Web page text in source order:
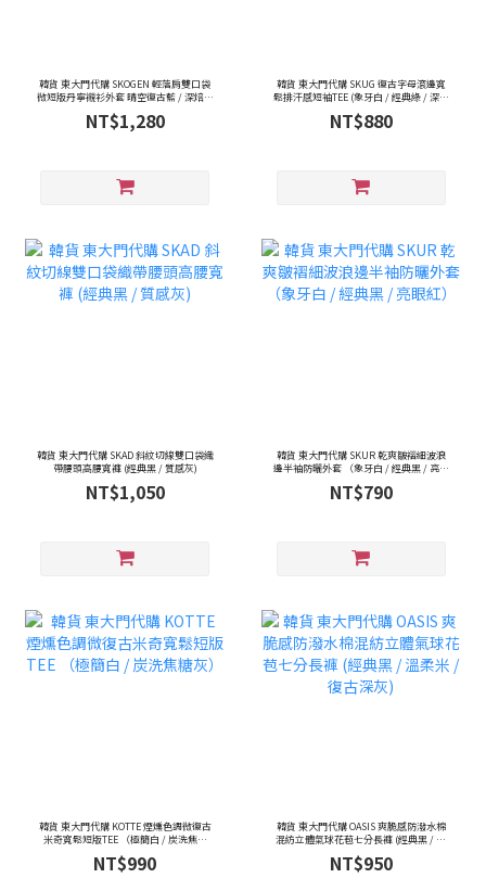
韓貨 東大門代購 SKOGEN 輕落肩雙口袋
微短版丹寧襯衫外套 晴空復古藍 / 深焙靛
NT$1,280
韓貨 東大門代購 SKUG 復古字母滾邊寬
鬆排汗感短袖TEE (象牙白 / 經典綠 / 深邃
藍)
NT$880
韓貨 東大門代購 SKAD 斜紋切線雙口袋織
帶腰頭高腰寬褲 (經典黑 / 質感灰)
NT$1,050
韓貨 東大門代購 SKUR 乾爽皺褶細波浪
邊半袖防曬外套 （象牙白 / 經典黑 / 亮眼
紅）
NT$790
韓貨 東大門代購 KOTTE 煙燻色調微復古
米奇寬鬆短版TEE （極簡白 / 炭洗焦糖
灰）
NT$990
韓貨 東大門代購 OASIS 爽脆感防潑水棉
混紡立體氣球花苞七分長褲 (經典黑 / 溫
柔米 / 復古深灰)
NT$950